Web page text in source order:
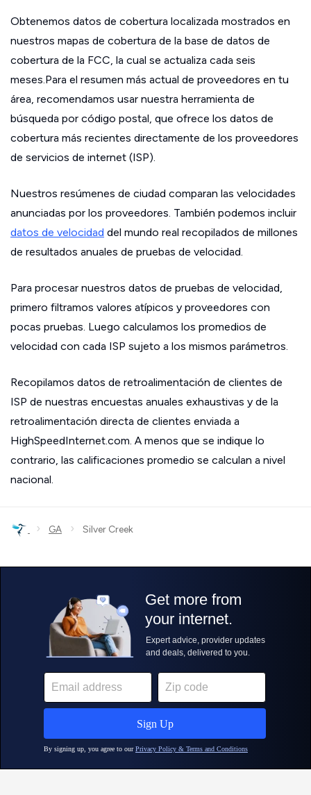
Obtenemos datos de cobertura localizada mostrados en
nuestros mapas de cobertura de la base de datos de
cobertura de la FCC, la cual se actualiza cada seis
meses.Para el resumen más actual de proveedores en tu
área, recomendamos usar nuestra herramienta de
búsqueda por código postal, que ofrece los datos de
cobertura más recientes directamente de los proveedores
de servicios de internet (ISP).
Nuestros resúmenes de ciudad comparan las velocidades
anunciadas por los proveedores. También podemos incluir
datos de velocidad del mundo real recopilados de millones
de resultados anuales de pruebas de velocidad.
Para procesar nuestros datos de pruebas de velocidad,
primero filtramos valores atípicos y proveedores con
pocas pruebas. Luego calculamos los promedios de
velocidad con cada ISP sujeto a los mismos parámetros.
Recopilamos datos de retroalimentación de clientes de
ISP de nuestras encuestas anuales exhaustivas y de la
retroalimentación directa de clientes enviada a
HighSpeedInternet.com. A menos que se indique lo
contrario, las calificaciones promedio se calculan a nivel
nacional.
› GA › Silver Creek